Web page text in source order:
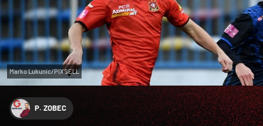
Marko Lukunic/PIXSELL
P. ZOBEC